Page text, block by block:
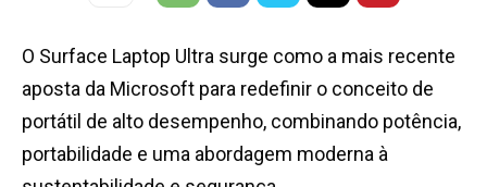
O Surface Laptop Ultra surge como a mais recente
aposta da Microsoft para redefinir o conceito de
portátil de alto desempenho, combinando potência,
portabilidade e uma abordagem moderna à